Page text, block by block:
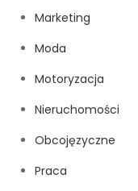
Marketing
Moda
Motoryzacja
Nieruchomości
Obcojęzyczne
Praca